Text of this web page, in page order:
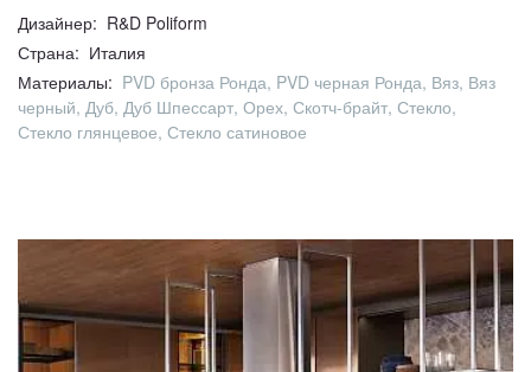
Дизайнер: R&D Poliform
Страна: Италия
Материалы: PVD бронза Ронда, PVD черная Ронда, Вяз, Вяз
черный, Дуб, Дуб Шпессарт, Орех, Скотч-брайт, Стекло,
Стекло глянцевое, Стекло сатиновое